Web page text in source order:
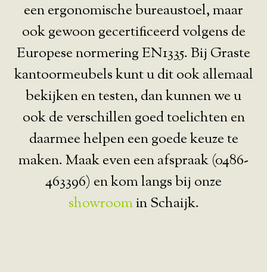
een ergonomische bureaustoel, maar
ook gewoon gecertificeerd volgens de
Europese normering EN1335. Bij Graste
kantoormeubels kunt u dit ook allemaal
bekijken en testen, dan kunnen we u
ook de verschillen goed toelichten en
daarmee helpen een goede keuze te
maken. Maak even een afspraak (0486-
463396) en kom langs bij onze
showroomin Schaijk.